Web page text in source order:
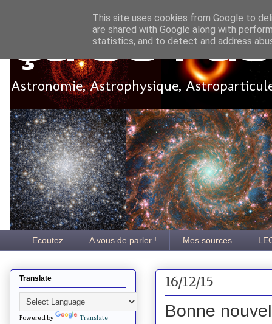
Ça se
Astronomie, Astrophysique,
Ecoutez A vous de parler ! Mes sources
16/12/15
Bonne
Translate
Powered by Translate
This site uses cookies from Google to
are shared with Google along with
statistics, and to detect and address